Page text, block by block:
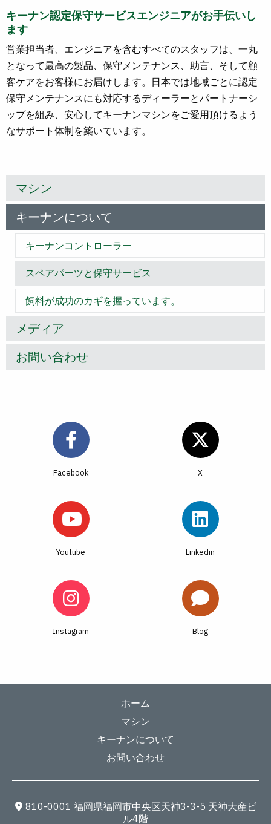
マシン
キーナンについて
キーナンコントローラー
スペアパーツと保守サービス
飼料が成功のカギを握っています。
メディア
お問い合わせ
キーナン認定保守サービスエンジニアがお手伝いし
ます
営業担当者、エンジニアを含むすべてのスタッフは、一丸
となって最高の製品、保守メンテナンス、助言、そして顧
客ケアをお客様にお届けします。日本では地域ごとに認定
保守メンテナンスにも対応するディーラーとパートナーシ
ップを組み、安心してキーナンマシンをご愛用頂けるよう
なサポート体制を築いています。
Facebook
Youtube Linkedin
Instagram Blog
ホーム
マシン
キーナンについて
お問い合わせ
810-0001 福岡県福岡市中央区天神3-3-5 天神大産ビ
ル4階